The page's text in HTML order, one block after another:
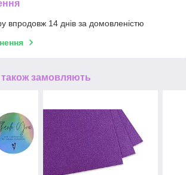
впродовж 14 днів за домовленістю
замовляють